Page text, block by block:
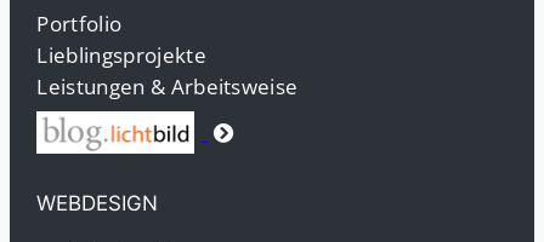
Portfolio
Lieblingsprojekte
Leistungen & Arbeitsweise
WEBDESIGN